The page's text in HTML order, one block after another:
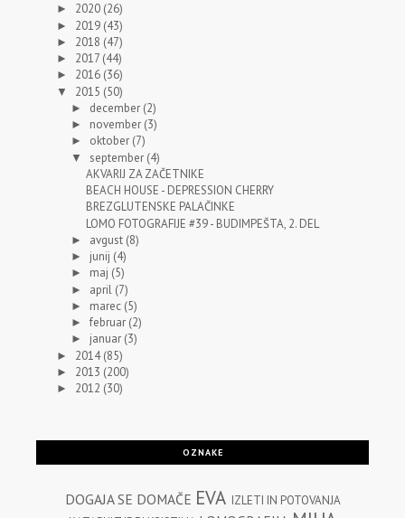
► 2020 (26)
► 2019 (43)
► 2018 (47)
► 2017 (44)
► 2016 (36)
▼ 2015 (50)
► december (2)
► november (3)
► oktober (7)
▼ september (4)
AKVARIJ ZA ZAČETNIKE
BEACH HOUSE - DEPRESSION CHERRY
BREZGLUTENSKE PALAČINKE
LOMO FOTOGRAFIJE #39 - BUDIMPEŠTA, 2. DEL
► avgust (8)
► junij (4)
► maj (5)
► april (7)
► marec (5)
►februar (2)
► januar (3)
► 2014(85)
► 2013 (200)
► 2012 (30)
OZNAKE
DOGAJA SE DOMAČE EVA IZLETI IN POTOVANJA